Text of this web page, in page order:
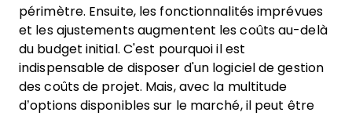
périmètre. Ensuite, les fonctionnalités imprévues
et les ajustements augmentent les coûts au-delà
du budget initial. C'est pourquoi il est
indispensable de disposer d'un logiciel de gestion
des coûts de projet. Mais, avec la multitude
d’options disponibles sur le marché, il peut être